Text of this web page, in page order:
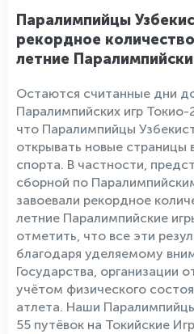
Паралимпийцы
рекордное
летние
Остаются считанные дни
Паралимпийских игр
что Паралимпийцы
открывать новые страницы
спорта. В частности,
сборной по
завоевали рекордное
летние Паралимпийские
отметить, что все эти
благодаря уделяемому
Государства, организации
учётом физического
атлета. Наши
55 путёвок на Токийские